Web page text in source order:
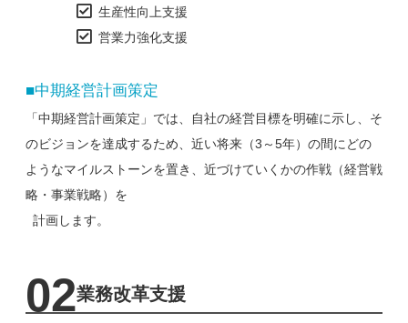
生産性向上支援
営業力強化支援
■中期経営計画策定
「中期経営計画策定」では、自社の経営目標を明確に示し、そ
のビジョンを達成するため、近い将来（3～5年） の間にどの
ようなマイルストーンを置き、近づけていくかの作戦（経営戦
略・事業戦略）を
計画します。
02業務改革支援